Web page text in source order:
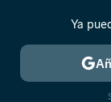
MENÚ
Ya